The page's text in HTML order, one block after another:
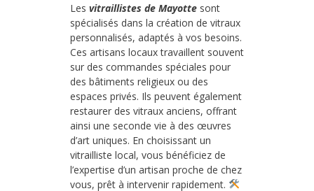
Les vitraillistes de Mayotte sont
spécialisés dans la création de vitraux
personnalisés, adaptés à vos besoins.
Ces artisans locaux travaillent souvent
sur des commandes spéciales pour
des bâtiments religieux ou des
espaces privés. Ils peuvent également
restaurer des vitraux anciens, offrant
ainsi une seconde vie à des œuvres
d’art uniques. En choisissant un
vitrailliste local, vous bénéficiez de
l’expertise d’un artisan proche de chez
vous, prêt à intervenir rapidement.